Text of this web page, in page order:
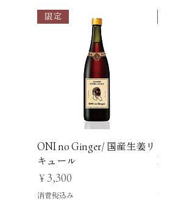
限定
ONI no Ginger/ 国産生姜リ
キュール
価格
￥3,300
消費税込み 消費税込み